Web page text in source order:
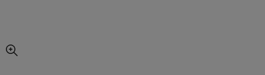
ingrandimento dell’immagine